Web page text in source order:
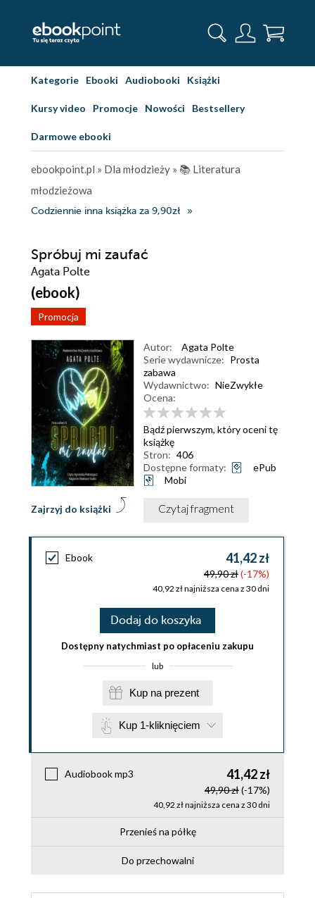
Kategorie Ebooki Audiobooki Książki
Kursy video Promocje Nowości Bestsellery
Darmowe ebooki
ebookpoint.pl » Dla młodzieży » 📚 Literatura
młodzieżowa
Codziennie inna książka za 9,90zł
Spróbuj mi zaufać
Agata Polte
(ebook)
Promocja
Zajrzyj do książki
Autor:
Agata Polte
Serie wydawnicze: Prosta
zabawa
Wydawnictwo: NieZwykłe
Ocena:
Bądź pierwszym, który oceni tę
książkę
Stron: 406
Dostępne formaty:
ePub
Mobi
Czytaj fragment
Ebook 41,42 zł
49,90 zł(-17%)
40,92 zł najniższa cena z 30 dni
Dodaj do koszyka
Dostępny natychmiast po opłaceniu zakupu
lub
Kup na prezent
Kup 1-kliknięciem
Audiobook mp3 41,42 zł
49,90 zł(-17%)
40,92 zł najniższa cena z 30 dni
Przenieś na półkę
Do przechowalni